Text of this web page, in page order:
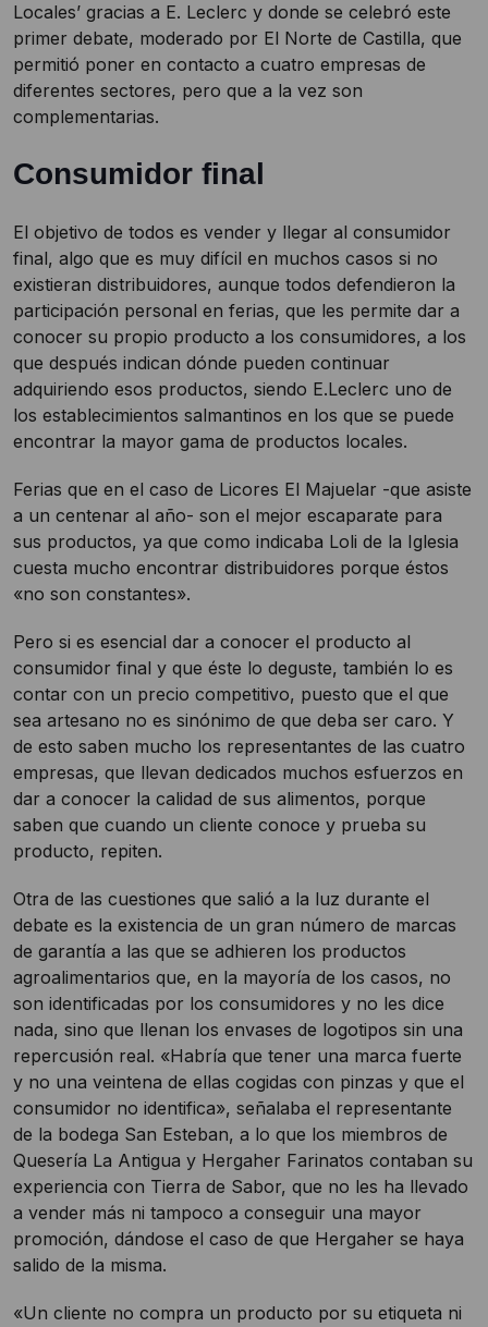
Locales’ gracias a E. Leclerc y donde se celebró este
primer debate, moderado por El Norte de Castilla, que
permitió poner en contacto a cuatro empresas de
diferentes sectores, pero que a la vez son
complementarias.
Consumidor final
El objetivo de todos es vender y llegar al consumidor
final, algo que es muy difícil en muchos casos si no
existieran distribuidores, aunque todos defendieron la
participación personal en ferias, que les permite dar a
conocer su propio producto a los consumidores, a los
que después indican dónde pueden continuar
adquiriendo esos productos, siendo E.Leclerc uno de
los establecimientos salmantinos en los que se puede
encontrar la mayor gama de productos locales.
Ferias que en el caso de Licores El Majuelar -que asiste
a un centenar al año- son el mejor escaparate para
sus productos, ya que como indicaba Loli de la Iglesia
cuesta mucho encontrar distribuidores porque éstos
«no son constantes».
Pero si es esencial dar a conocer el producto al
consumidor final y que éste lo deguste, también lo es
contar con un precio competitivo, puesto que el que
sea artesano no es sinónimo de que deba ser caro. Y
de esto saben mucho los representantes de las cuatro
empresas, que llevan dedicados muchos esfuerzos en
dar a conocer la calidad de sus alimentos, porque
saben que cuando un cliente conoce y prueba su
producto, repiten.
Otra de las cuestiones que salió a la luz durante el
debate es la existencia de un gran número de marcas
de garantía a las que se adhieren los productos
agroalimentarios que, en la mayoría de los casos, no
son identificadas por los consumidores y no les dice
nada, sino que llenan los envases de logotipos sin una
repercusión real. «Habría que tener una marca fuerte
y no una veintena de ellas cogidas con pinzas y que el
consumidor no identifica», señalaba el representante
de la bodega San Esteban, a lo que los miembros de
Quesería La Antigua y Hergaher Farinatos contaban su
experiencia con Tierra de Sabor, que no les ha llevado
a vender más ni tampoco a conseguir una mayor
promoción, dándose el caso de que Hergaher se haya
salido de la misma.
«Un cliente no compra un producto por su etiqueta ni